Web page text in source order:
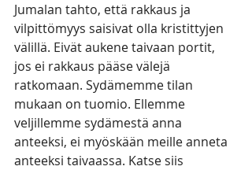
Jumalan tahto, että rakkaus ja
vilpittömyys saisivat olla kristittyjen
välillä. Eivät aukene taivaan portit,
jos ei rakkaus pääse välejä
ratkomaan. Sydämemme tilan
mukaan on tuomio. Ellemme
veljillemme sydämestä anna
anteeksi, ei myöskään meille anneta
anteeksi taivaassa. Katse siis